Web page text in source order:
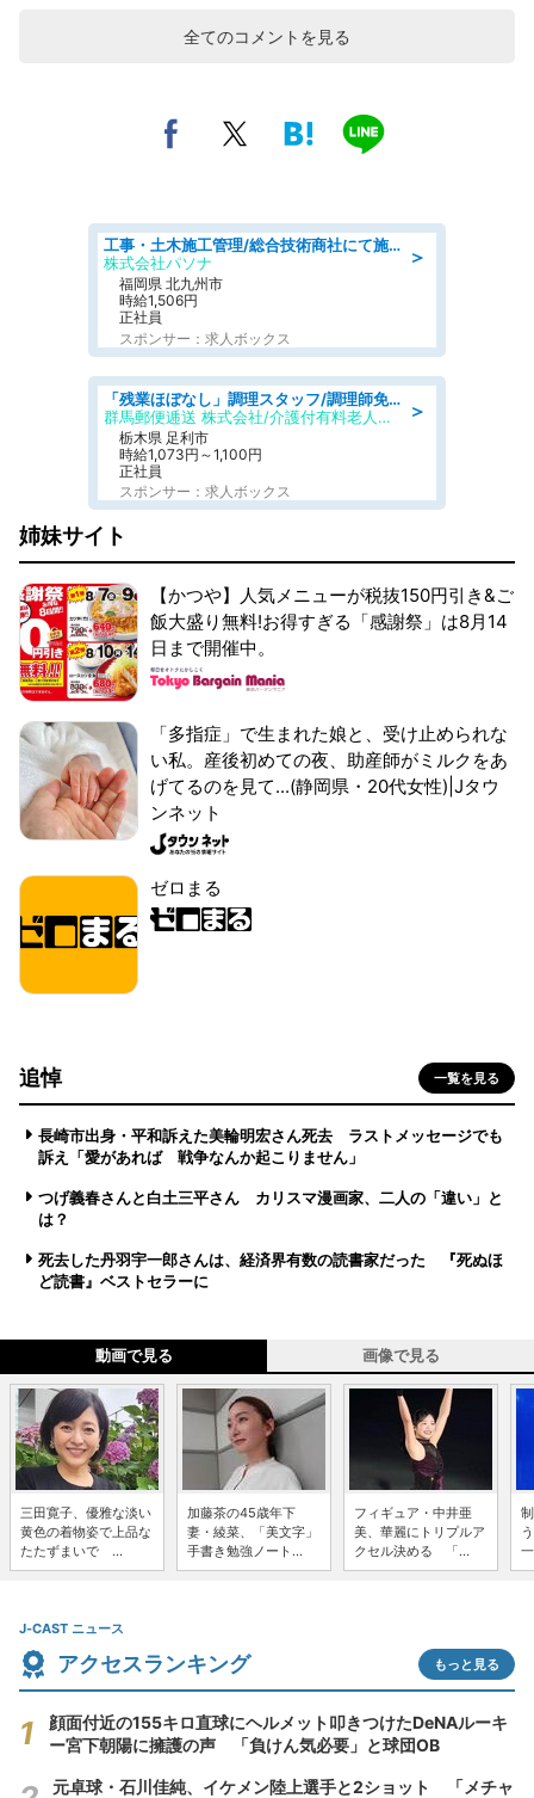
全てのコメントを見る
＞
工事・土木施工管理/総合技術商社にて施工管理のお仕事/即日勤務可/車通勤可/工事・土木施工管理/生産・品質管理
株式会社パソナ
福岡県 北九州市
時給1,506円
正社員
スポンサー：求人ボックス
＞
「残業ほぼなし」調理スタッフ/調理師免許必須/正職員/日勤のみ/介護付き有料老人ホーム/社会保障完備
群馬郵便逓送 株式会社/介護付有料老人ホーム ふる里
栃木県 足利市
時給1,073円～1,100円
正社員
スポンサー：求人ボックス
姉妹サイト
【かつや】人気メニューが税抜150円引き&ご
飯大盛り無料!お得すぎる「感謝祭」は8月14
日まで開催中。
「多指症」で生まれた娘と、受け止められな
い私。産後初めての夜、助産師がミルクをあ
げてるのを見て...(静岡県・20代女性)|Jタウ
ンネット
ゼロまる
追悼 一覧を見る
長崎市出身・平和訴えた美輪明宏さん死去 ラストメッセージでも
訴え「愛があれば 戦争なんか起こりません」
つげ義春さんと白土三平さん カリスマ漫画家、二人の「違い」と
は？
死去した丹羽宇一郎さんは、経済界有数の読書家だった 『死ぬほ
ど読書』ベストセラーに
動画で見る 画像で見る
三田寛子、優雅な淡い
黄色の着物姿で上品な
たたずまいで ...
加藤茶の45歳年下
妻・綾菜、「美文字」
手書き勉強ノート...
フィギュア・中井亜
美、華麗にトリプルア
クセル決める 「...
J-CAST ニュース
アクセスランキング もっと見る
顔面付近の155キロ直球にヘルメット叩きつけたDeNAルーキ
ー宮下朝陽に擁護の声 「負けん気必要」と球団OB
元卓球・石川佳純、イケメン陸上選手と2ショット 「メチャ